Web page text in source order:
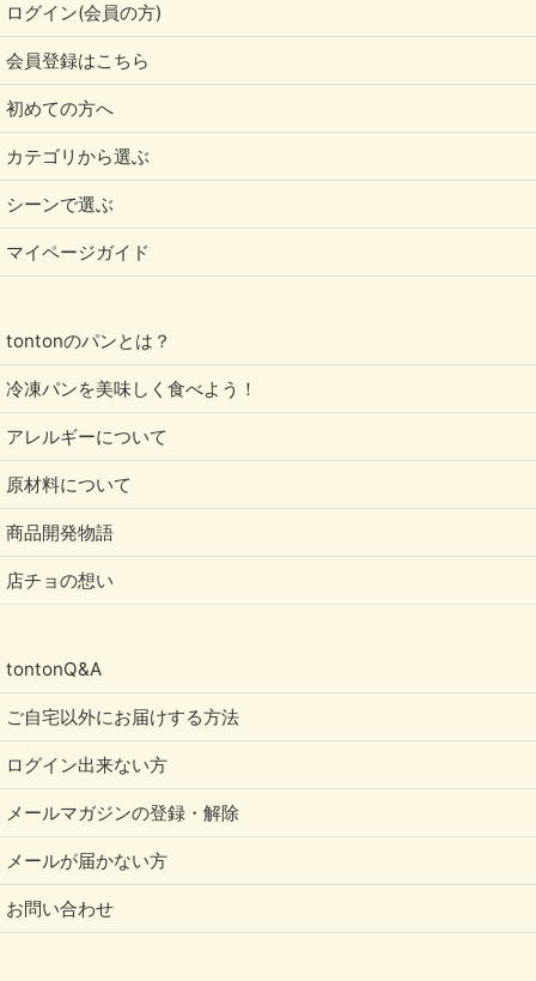
ログイン(会員の方)
会員登録はこちら
初めての方へ
カテゴリから選ぶ
シーンで選ぶ
マイページガイド
tontonのパンとは？
冷凍パンを美味しく食べよう！
アレルギーについて
原材料について
商品開発物語
店チョの想い
tontonQ&A
ご自宅以外にお届けする方法
ログイン出来ない方
メールマガジンの登録・解除
メールが届かない方
お問い合わせ